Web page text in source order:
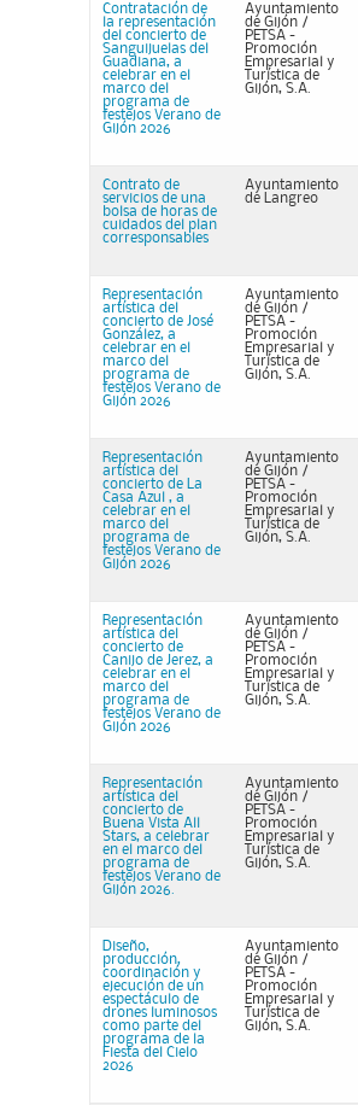
Contratación de
la representación
del concierto de
Sanguijuelas del
Guadiana, a
celebrar en el
marco del
programa de
festejos Verano de
Gijón 2026
Ayuntamiento
de Gijón /
PETSA -
Promoción
Empresarial y
Turística de
Gijón, S.A.
Contrato de
servicios de una
bolsa de horas de
cuidados del plan
corresponsables
Ayuntamiento
de Langreo
Representación
artística del
concierto de José
González, a
celebrar en el
marco del
programa de
festejos Verano de
Gijón 2026
Ayuntamiento
de Gijón /
PETSA -
Promoción
Empresarial y
Turística de
Gijón, S.A.
Representación
artística del
concierto de La
Casa Azul , a
celebrar en el
marco del
programa de
festejos Verano de
Gijón 2026
Ayuntamiento
de Gijón /
PETSA -
Promoción
Empresarial y
Turística de
Gijón, S.A.
Representación
artística del
concierto de
Canijo de Jerez, a
celebrar en el
marco del
programa de
festejos Verano de
Gijón 2026
Ayuntamiento
de Gijón /
PETSA -
Promoción
Empresarial y
Turística de
Gijón, S.A.
Representación
artística del
concierto de
Buena Vista All
Stars, a celebrar
en el marco del
programa de
festejos Verano de
Gijón 2026.
Ayuntamiento
de Gijón /
PETSA -
Promoción
Empresarial y
Turística de
Gijón, S.A.
Diseño,
producción,
coordinación y
ejecución de un
espectáculo de
drones luminosos
como parte del
programa de la
Fiesta del Cielo
2026
Ayuntamiento
de Gijón /
PETSA -
Promoción
Empresarial y
Turística de
Gijón, S.A.